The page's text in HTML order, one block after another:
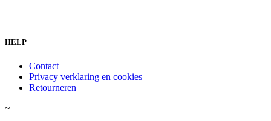
HELP
Contact
Privacy verklaring en cookies
Retourneren
~